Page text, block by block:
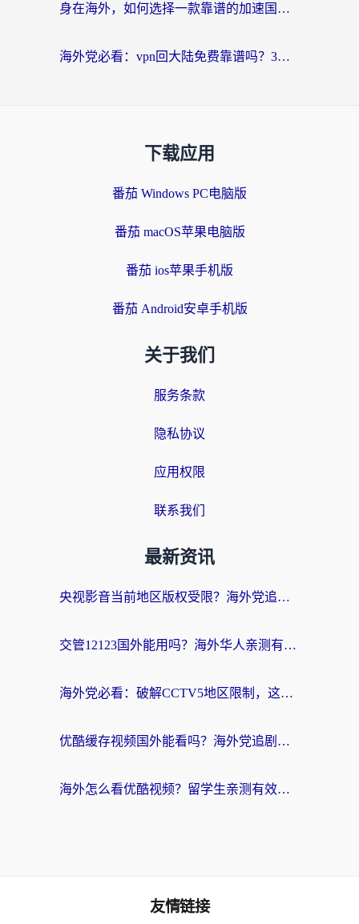
身在海外，如何选择一款靠谱的加速国内网络的加速器？
海外党必看：vpn回大陆免费靠谱吗？3步选对加速器实现无缝刷国内资源
下载应用
番茄 Windows PC电脑版
番茄 macOS苹果电脑版
番茄 ios苹果手机版
番茄 Android安卓手机版
关于我们
服务条款
隐私协议
应用权限
联系我们
最新资讯
央视影音当前地区版权受限？海外党追剧看片的终极解决方案来了
交管12123国外能用吗？海外华人亲测有效的回国加速器选择指南
海外党必看：破解CCTV5地区限制，这样看欧洲杯奥运直播才够爽！
优酷缓存视频国外能看吗？海外党追剧看片的终极解决方案来了
海外怎么看优酷视频？留学生亲测有效的回国加速器选择指南
友情链接